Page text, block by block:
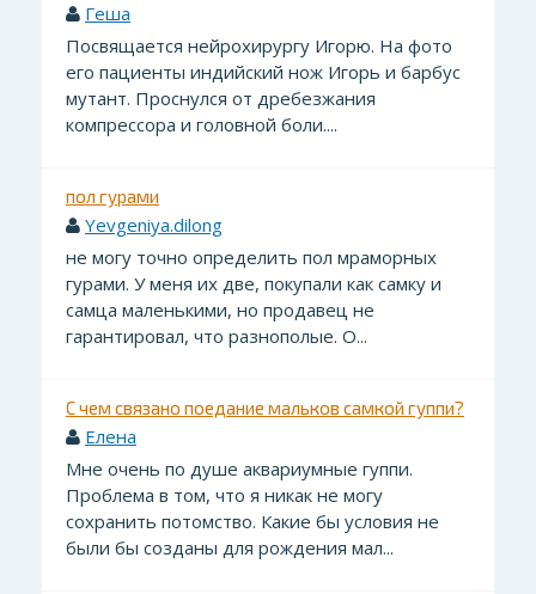
Геша
Посвящается нейрохирургу Игорю. На фото
его пациенты индийский нож Игорь и барбус
мутант. Проснулся от дребезжания
компрессора и головной боли....
пол гурами
Yevgeniya.dilong
не могу точно определить пол мраморных
гурами. У меня их две, покупали как самку и
самца маленькими, но продавец не
гарантировал, что разнополые. О...
С чем связано поедание мальков самкой гуппи?
Елена
Мне очень по душе аквариумные гуппи.
Проблема в том, что я никак не могу
сохранить потомство. Какие бы условия не
были бы созданы для рождения мал...